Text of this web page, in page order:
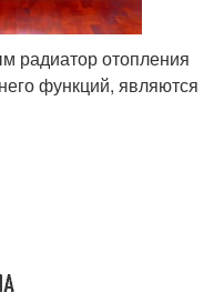
радиатор отопления
функций, являются